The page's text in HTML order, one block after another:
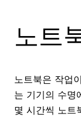
노트
노트북은 작업
는 기기의 수명
몇 시간씩 노트